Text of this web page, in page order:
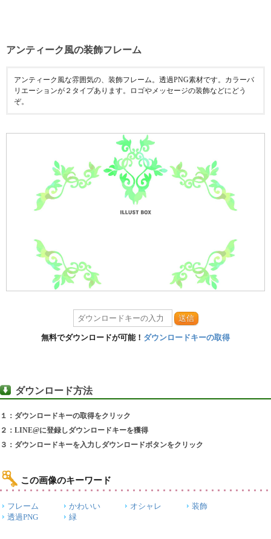
アンティーク風の装飾フレーム
アンティーク風な雰囲気の、装飾フレーム。透過PNG素材です。カラーバ
リエーションが２タイプあります。ロゴやメッセージの装飾などにどう
ぞ。
送信
無料でダウンロードが可能！ ダウンロードキーの取得
ダウンロード方法
１：ダウンロードキーの取得をクリック
２：LINE@に登録しダウンロードキーを獲得
３：ダウンロードキーを入力しダウンロードボタンをクリック
この画像のキーワード
フレーム かわいい オシャレ
装飾
透過PNG
緑